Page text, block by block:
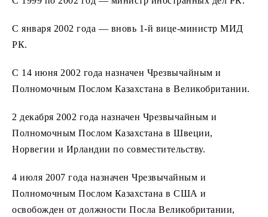
С января 2002 года — вновь 1-й вице-министр МИД
РК.
С 14 июня 2002 года назначен Чрезвычайным и
Полномочным Послом Казахстана в Великобритании.
2 декабря 2002 года назначен Чрезвычайным и
Полномочным Послом Казахстана в Швеции,
Норвегии и Ирландии по совместительству.
4 июля 2007 года назначен Чрезвычайным и
Полномочным Послом Казахстана в США и
освобожден от должности Посла Великобритании,